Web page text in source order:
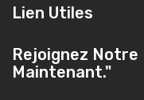
Lien Utiles
Rejoignez
Maintenant."